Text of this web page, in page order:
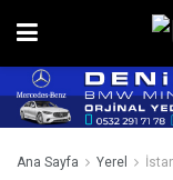
Ana Sayfa Yerel